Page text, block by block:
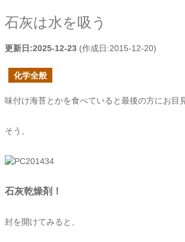
石灰は水を吸う
更新日:2025-12-23 (作成日:2015-12-20)
化学全般
味付け海苔とかを食べていると最後の方にお目
そう、
石灰乾燥剤！
封を開けてみると、